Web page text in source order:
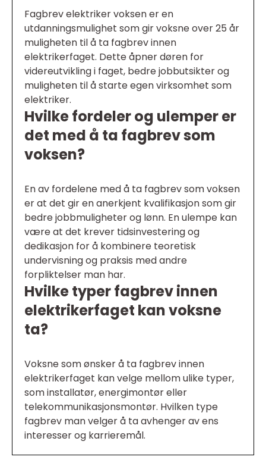
Fagbrev elektriker voksen er en
utdanningsmulighet som gir voksne over 25 år
muligheten til å ta fagbrev innen
elektrikerfaget. Dette åpner døren for
videreutvikling i faget, bedre jobbutsikter og
muligheten til å starte egen virksomhet som
elektriker.
Hvilke fordeler og ulemper er
det med å ta fagbrev som
voksen?
En av fordelene med å ta fagbrev som voksen
er at det gir en anerkjent kvalifikasjon som gir
bedre jobbmuligheter og lønn. En ulempe kan
være at det krever tidsinvestering og
dedikasjon for å kombinere teoretisk
undervisning og praksis med andre
forpliktelser man har.
Hvilke typer fagbrev innen
elektrikerfaget kan voksne
ta?
Voksne som ønsker å ta fagbrev innen
elektrikerfaget kan velge mellom ulike typer,
som installatør, energimontør eller
telekommunikasjonsmontør. Hvilken type
fagbrev man velger å ta avhenger av ens
interesser og karrieremål.